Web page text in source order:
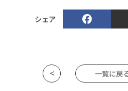
シェア
一覧に戻